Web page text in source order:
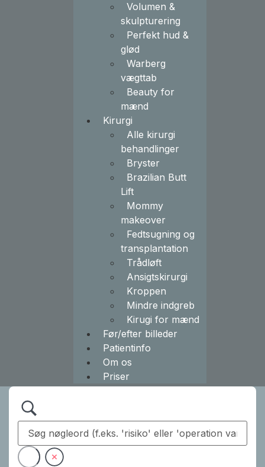
Volumen &
skulpturering
Perfekt hud &
glød
Warberg
vægttab
Beauty for
mænd
Kirurgi
Alle kirurgi
behandlinger
Bryster
Brazilian Butt
Lift
Mommy
makeover
Fedtsugning og
transplantation
Trådløft
Ansigtskirurgi
Kroppen
Mindre indgreb
Kirugi for mænd
Før/efter billeder
Patientinfo
Om os
Priser